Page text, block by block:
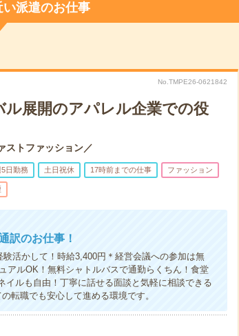
派遣のお仕事
No.TMPE26-0621842
展開のアパレル企業での役
ストファッション／
5日勤務 土日祝休 17時前までの仕事 ファッション
訳のお仕事！
活かして！時給3,400円＊経営会議への参加は無
アルOK！無料シャトルバスで通勤らくちん！食堂
ルも自由！丁寧に話せる面談と気軽に相談できる
転職でも安心して進める環境です。